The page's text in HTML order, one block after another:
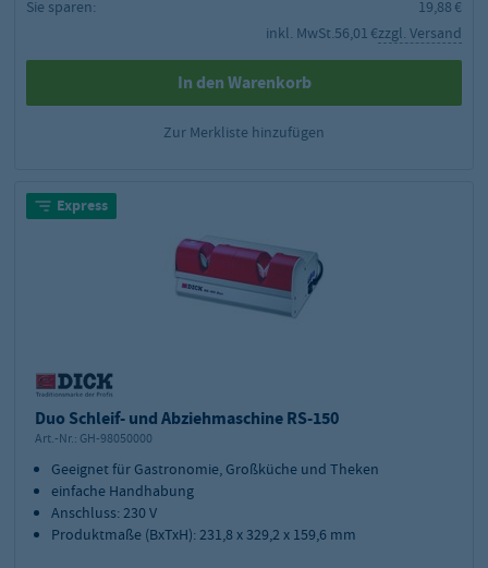
Sie sparen:
19,88 €
inkl. MwSt.56,01 €zzgl. Versand
In den Warenkorb
Zur Merkliste hinzufügen
Express
Duo Schleif- und Abziehmaschine RS-150
Art.-Nr.: GH-98050000
Geeignet für Gastronomie, Großküche und Theken
einfache Handhabung
Anschluss: 230 V
Produktmaße (BxTxH): 231,8 x 329,2 x 159,6 mm